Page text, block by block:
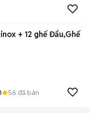
+ 12 ghế Đẩu,Ghế
56 đã bán